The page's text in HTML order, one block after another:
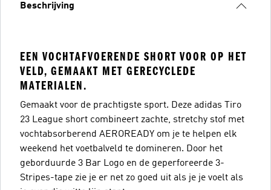
Beschrijving
EEN VOCHTAFVOERENDE SHORT VOOR OP HET
VELD, GEMAAKT MET GERECYCLEDE
MATERIALEN.
Gemaakt voor de prachtigste sport. Deze adidas Tiro
23 League short combineert zachte, stretchy stof met
vochtabsorberend AEROREADY om je te helpen elk
weekend het voetbalveld te domineren. Door het
geborduurde 3 Bar Logo en de geperforeerde 3-
Stripes-tape zie je er net zo goed uit als je je voelt als